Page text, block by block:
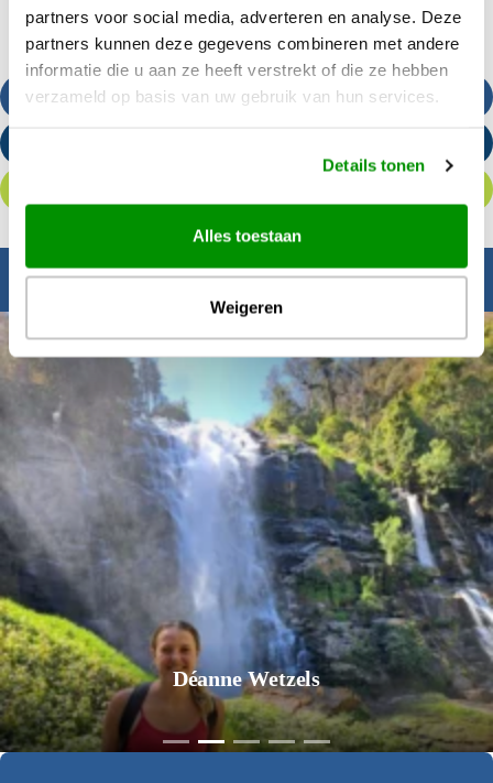
partners voor social media, adverteren en analyse. Deze
partners kunnen deze gegevens combineren met andere
informatie die u aan ze heeft verstrekt of die ze hebben
verzameld op basis van uw gebruik van hun services.
Details tonen
Alles toestaan
Weigeren
Bel ons
Inspiratie nodig?
Déanne Wetzels